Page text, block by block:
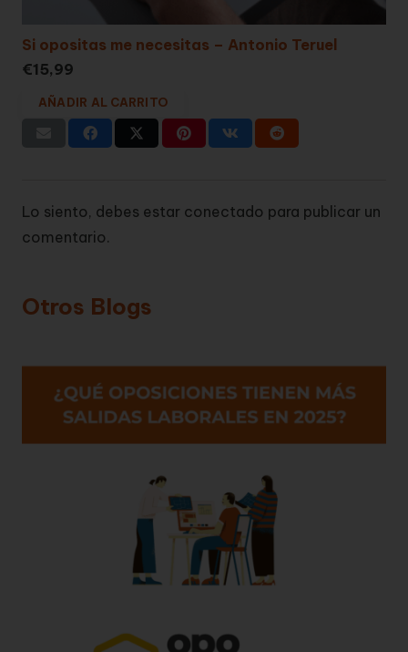
Si opositas me necesitas – Antonio Teruel
€15,99
AÑADIR AL CARRITO
Lo siento, debes estar conectado para publicar un
comentario.
Otros Blogs